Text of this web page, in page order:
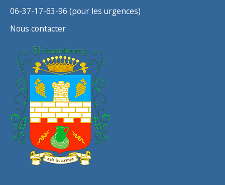
06-37-17-63-96 (pour les urgences)
Nous contacter